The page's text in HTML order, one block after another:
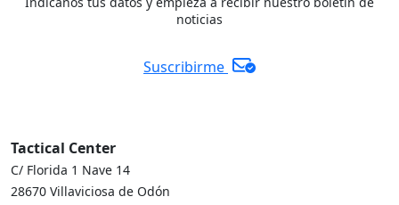
noticias
Suscribirme
Tactical Center
C/ Florida 1 Nave 14
28670 Villaviciosa de Odón